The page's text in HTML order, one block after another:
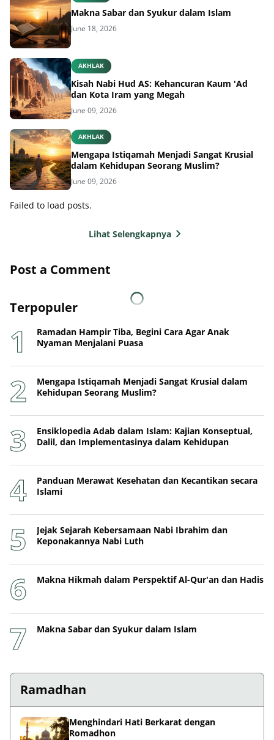
Makna Sabar dan Syukur dalam Islam
June 18, 2026
AKHLAK
Kisah Nabi Hud AS: Kehancuran Kaum 'Ad
dan Kota Iram yang Megah
June 09, 2026
AKHLAK
Mengapa Istiqamah Menjadi Sangat Krusial
dalam Kehidupan Seorang Muslim?
June 09, 2026
Failed to load posts.
Lihat Selengkapnya
Post a Comment
Terpopuler
Ramadan Hampir Tiba, Begini Cara Agar Anak
Nyaman Menjalani Puasa
Mengapa Istiqamah Menjadi Sangat Krusial dalam
Kehidupan Seorang Muslim?
Ensiklopedia Adab dalam Islam: Kajian Konseptual,
Dalil, dan Implementasinya dalam Kehidupan
Panduan Merawat Kesehatan dan Kecantikan secara
Islami
Jejak Sejarah Kebersamaan Nabi Ibrahim dan
Keponakannya Nabi Luth
Makna Hikmah dalam Perspektif Al-Qur'an dan Hadis
Makna Sabar dan Syukur dalam Islam
Ramadhan
Menghindari Hati Berkarat dengan
Romadhon